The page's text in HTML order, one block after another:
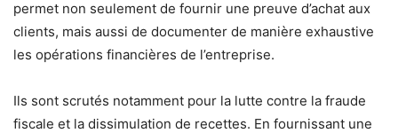
permet non seulement de fournir une preuve d’achat aux
clients, mais aussi de documenter de manière exhaustive
les opérations financières de l’entreprise.
Ils sont scrutés notamment pour la lutte contre la fraude
fiscale et la dissimulation de recettes. En fournissant une